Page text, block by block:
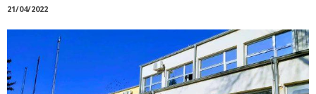
21/04/2022